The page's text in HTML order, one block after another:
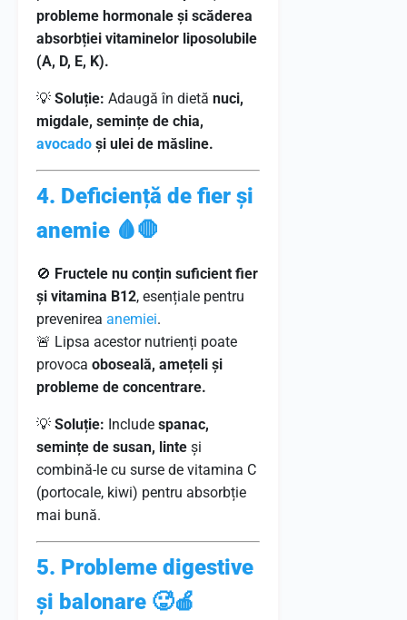
probleme hormonale și scăderea
absorbției vitaminelor liposolubile
(A, D, E, K).
💡 Soluție: Adaugă în dietă nuci,
migdale, semințe de chia,
avocado și ulei de măsline.
4. Deficiență de fier și
anemie 🩸🛑
🚫 Fructele nu conțin suficient fier
și vitamina B12, esențiale pentru
prevenirea anemiei.
🚨 Lipsa acestor nutrienți poate
provoca oboseală, amețeli și
probleme de concentrare.
💡 Soluție: Include spanac,
semințe de susan, linte și
combină-le cu surse de vitamina C
(portocale, kiwi) pentru absorbție
mai bună.
5. Probleme digestive
și balonare 🥵🍎